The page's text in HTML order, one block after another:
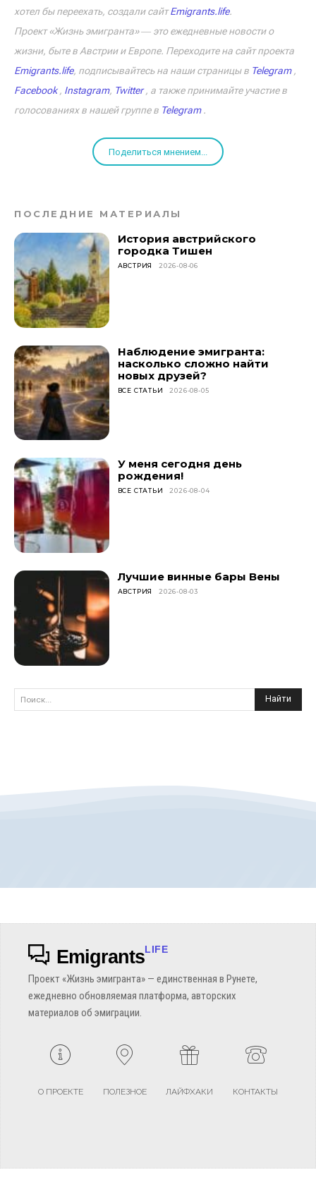
хотел бы переехать, создали сайтEmigrants.life.
Проект «Жизнь эмигранта» ― это ежедневные новости о
жизни, быте в Австрии и Европе. Переходите на сайт проекта
Emigrants.life, подписывайтесь на наши страницы в Telegram,
Facebook, Instagram, Twitter, а также принимайте участие в
голосованиях в нашей группе в Telegram.
Поделиться мнением...
ПОСЛЕДНИЕ МАТЕРИАЛЫ
История австрийского
городка Тишен
АВСТРИЯ 2026-08-06
Наблюдение эмигранта:
насколько сложно найти
новых друзей?
ВСЕ СТАТЬИ 2026-08-05
У меня сегодня день
рождения!
ВСЕ СТАТЬИ 2026-08-04
Лучшие винные бары Вены
АВСТРИЯ 2026-08-03
Поиск... Найти
EmigrantsLIFE
Проект «Жизнь эмигранта» — единственная в Рунете,
ежедневно обновляемая платформа, авторских
материалов об эмиграции.
О ПРОЕКТЕ ПОЛЕЗНОЕ ЛАЙФХАКИ КОНТАКТЫ